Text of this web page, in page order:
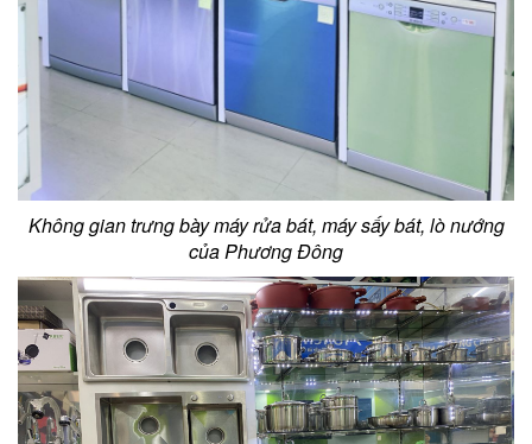
Không gian trưng bày máy rửa bát, máy sấy bát, lò nướng
của Phương Đông